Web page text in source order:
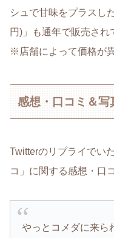
シュで甘味をプラスし
円)」も通年で販売され
※店舗によって価格が
感想・口コミ＆写
Twitterのリプライでい
コ」に関する感想・口
やっとコメダに来